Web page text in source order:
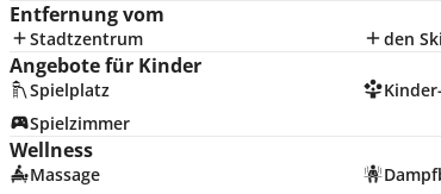
Entfernung vom
Stadtzentrum den
Angebote für Kinder
Spielplatz
Spielzimmer
Wellness
Massage